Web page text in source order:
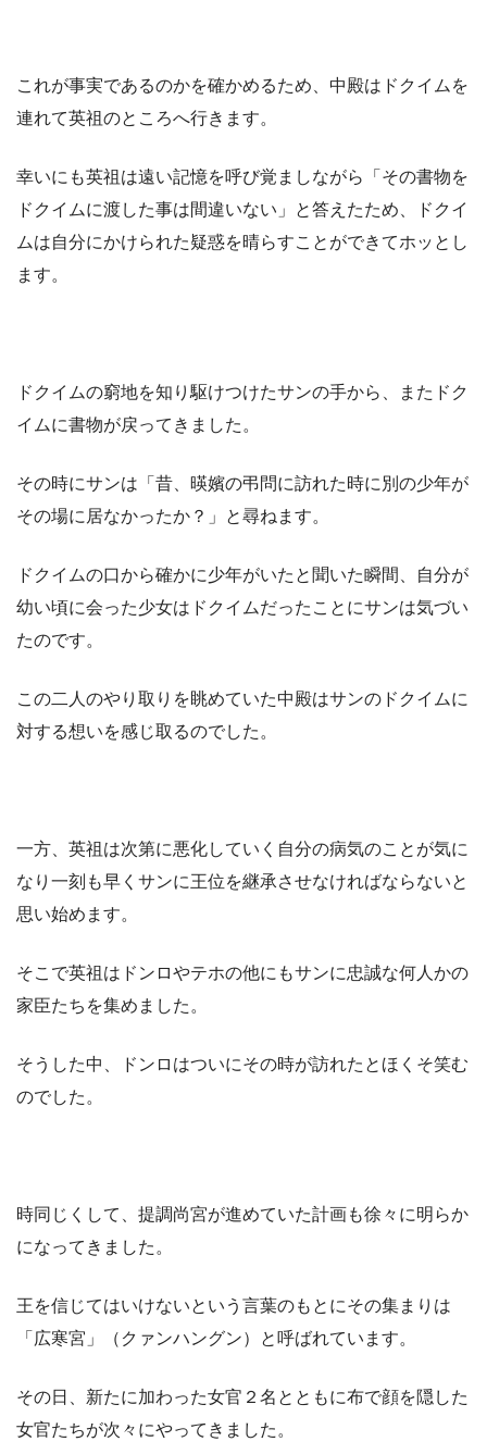
これが事実であるのかを確かめるため、中殿はドクイムを
連れて英祖のところへ行きます。
幸いにも英祖は遠い記憶を呼び覚ましながら「その書物を
ドクイムに渡した事は間違いない」と答えたため、ドクイ
ムは自分にかけられた疑惑を晴らすことができてホッとし
ます。
ドクイムの窮地を知り駆けつけたサンの手から、またドク
イムに書物が戻ってきました。
その時にサンは「昔、暎嬪の弔問に訪れた時に別の少年が
その場に居なかったか？」と尋ねます。
ドクイムの口から確かに少年がいたと聞いた瞬間、自分が
幼い頃に会った少女はドクイムだったことにサンは気づい
たのです。
この二人のやり取りを眺めていた中殿はサンのドクイムに
対する想いを感じ取るのでした。
一方、英祖は次第に悪化していく自分の病気のことが気に
なり一刻も早くサンに王位を継承させなければならないと
思い始めます。
そこで英祖はドンロやテホの他にもサンに忠誠な何人かの
家臣たちを集めました。
そうした中、ドンロはついにその時が訪れたとほくそ笑む
のでした。
時同じくして、提調尚宮が進めていた計画も徐々に明らか
になってきました。
王を信じてはいけないという言葉のもとにその集まりは
「広寒宮」（クァンハングン）と呼ばれています。
その日、新たに加わった女官２名とともに布で顔を隠した
女官たちが次々にやってきました。